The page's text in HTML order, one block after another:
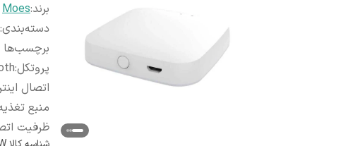
برند:Moes
دسته‌بندی:
برچسب‌ها
پروتکل:
اتصال
منبع
ظرفیت